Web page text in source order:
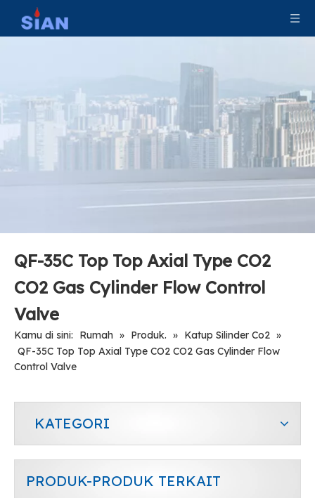
QF-35C Top Top Axial Type CO2
CO2 Gas Cylinder Flow Control
Valve
Kamu di sini: Rumah » Produk. » Katup Silinder Co2 »
QF-35C Top Top Axial Type CO2 CO2 Gas Cylinder Flow
Control Valve
KATEGORI
PRODUK-PRODUK TERKAIT
QF-35C Harga Murah Buatan China Co2 Air Valve Cylinder Axial Type Valve Brass Safety Valve